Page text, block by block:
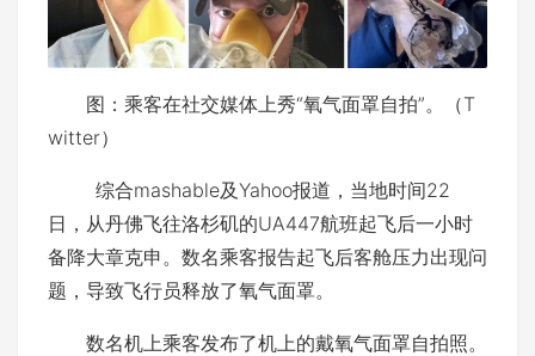
图：乘客在社交媒体上秀“氧气面罩自拍”。（T
witter）
综合mashable及Yahoo报道，当地时间22
日，从丹佛飞往洛杉矶的UA447航班起飞后一小时
备降大章克申。数名乘客报告起飞后客舱压力出现问
题，导致飞行员释放了氧气面罩。
数名机上乘客发布了机上的戴氧气面罩自拍照。